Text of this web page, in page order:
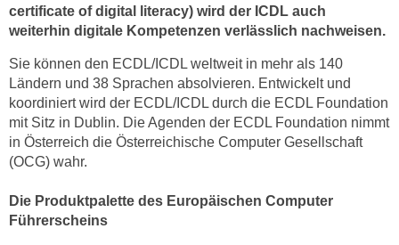
certificate of digital literacy) wird der ICDL auch
weiterhin digitale Kompetenzen verlässlich nachweisen.
Sie können den ECDL/ICDL weltweit in mehr als 140
Ländern und 38 Sprachen absolvieren. Entwickelt und
koordiniert wird der ECDL/ICDL durch die ECDL Foundation
mit Sitz in Dublin. Die Agenden der ECDL Foundation nimmt
in Österreich die Österreichische Computer Gesellschaft
(OCG) wahr.
Die Produktpalette des Europäischen Computer
Führerscheins
h
l
t
e
n
S
e
i